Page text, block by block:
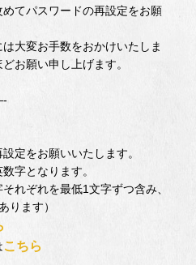
てパスワードの再設定をお願
大変お手数をおかけいたしま
お願い申し上げます。
定をお願いいたします。
字となります。
れぞれを最低1文字ずつ含み、
ります）
こちら